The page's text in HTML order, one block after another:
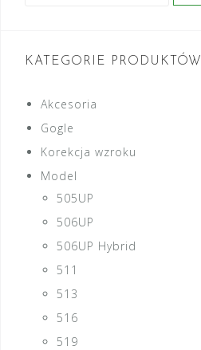
KATEGORIE PRODUKTÓW
Akcesoria
Gogle
Korekcja wzroku
Model
505UP
506UP
506UP Hybrid
511
513
516
519